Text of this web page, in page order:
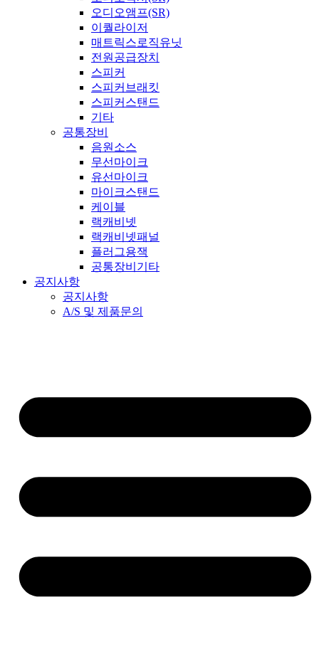
오디오앰프(SR)
이퀄라이저
매트릭스로직유닛
전원공급장치
스피커
스피커브래킷
스피커스탠드
기타
공통장비
음원소스
무선마이크
유선마이크
마이크스탠드
케이블
랙캐비넷
랙캐비넷패널
플러그용잭
공통장비기타
공지사항
공지사항
A/S 및 제품문의